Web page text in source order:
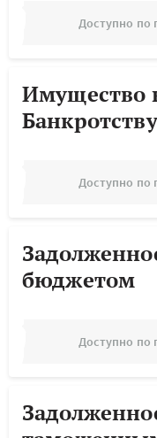
Доступно по
Имущество
Банкротству
Доступно по
бюджетом
Доступно по